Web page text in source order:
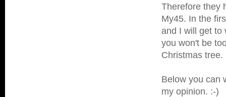
Therefore they
My45. In the
and I will get to
you won't be
Christmas tree.
Below you can
my opinion. :-)